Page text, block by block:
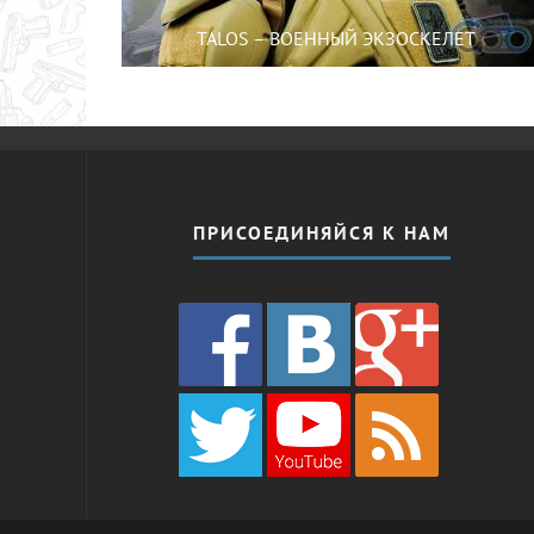
TALOS – ВОЕННЫЙ ЭКЗОСКЕЛЕТ
ПРИСОЕДИНЯЙСЯ К НАМ